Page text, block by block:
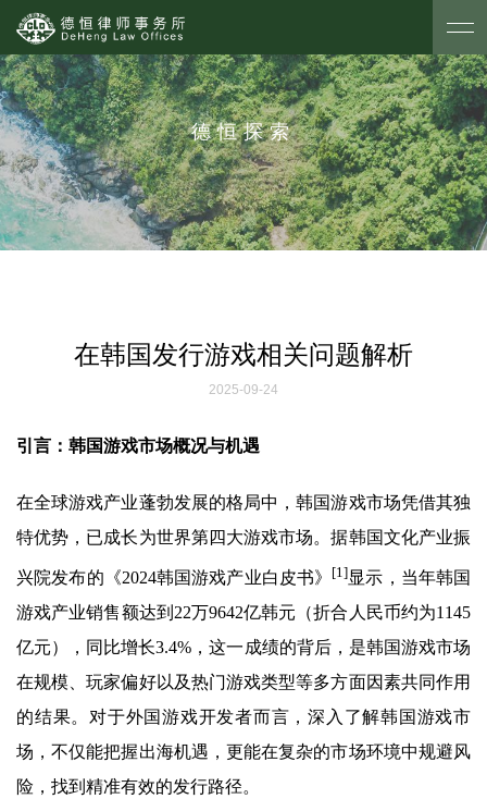
德恒探索
在韩国发行游戏相关问题解析
2025-09-24
引言：韩国游戏市场概况与机遇
在全球游戏产业蓬勃发展的格局中，韩国游戏市场凭借其独
特优势，已成长为世界第四大游戏市场。据韩国文化产业振
兴院发布的《2024韩国游戏产业白皮书》 [1]显示，当年韩国
游戏产业销售额达到22万9642亿韩元（折合人民币约为1145
亿元），同比增长3.4%，这一成绩的背后，是韩国游戏市场
在规模、玩家偏好以及热门游戏类型等多方面因素共同作用
的结果。对于外国游戏开发者而言，深入了解韩国游戏市
场，不仅能把握出海机遇，更能在复杂的市场环境中规避风
险，找到精准有效的发行路径。